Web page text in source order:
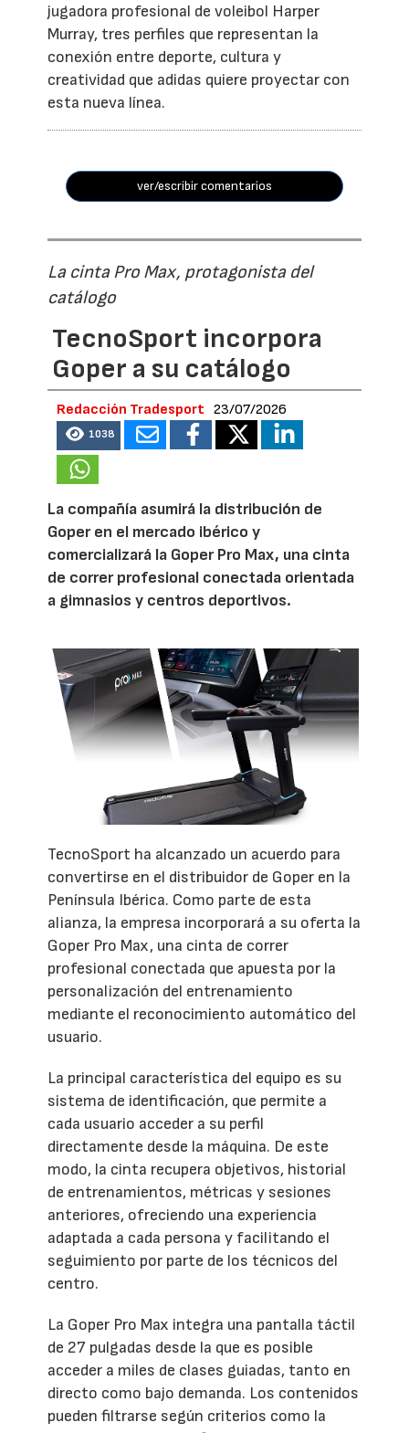
jugadora profesional de voleibol Harper
Murray, tres perfiles que representan la
conexión entre deporte, cultura y
creatividad que adidas quiere proyectar con
esta nueva línea.
ver/escribir comentarios
La cinta Pro Max, protagonista del
catálogo
TecnoSport incorpora
Goper a su catálogo
Redacción Tradesport 23/07/2026
1038
La compañía asumirá la distribución de
Goper en el mercado ibérico y
comercializará la Goper Pro Max, una cinta
de correr profesional conectada orientada
a gimnasios y centros deportivos.
TecnoSport ha alcanzado un acuerdo para
convertirse en el distribuidor de Goper en la
Península Ibérica. Como parte de esta
alianza, la empresa incorporará a su oferta la
Goper Pro Max, una cinta de correr
profesional conectada que apuesta por la
personalización del entrenamiento
mediante el reconocimiento automático del
usuario.
La principal característica del equipo es su
sistema de identificación, que permite a
cada usuario acceder a su perfil
directamente desde la máquina. De este
modo, la cinta recupera objetivos, historial
de entrenamientos, métricas y sesiones
anteriores, ofreciendo una experiencia
adaptada a cada persona y facilitando el
seguimiento por parte de los técnicos del
centro.
La Goper Pro Max integra una pantalla táctil
de 27 pulgadas desde la que es posible
acceder a miles de clases guiadas, tanto en
directo como bajo demanda. Los contenidos
pueden filtrarse según criterios como la